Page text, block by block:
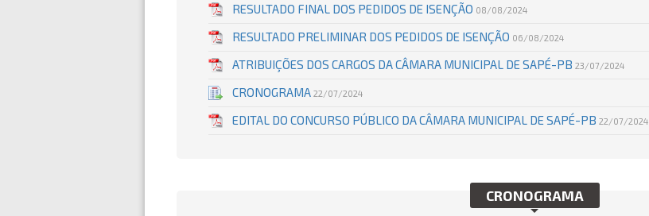
RESULTADO FINAL DOS PEDIDOS DE ISENÇÃO 08/08/2024
RESULTADO PRELIMINAR DOS PEDIDOS DE ISENÇÃO 06/08/2024
ATRIBUIÇÕES DOS CARGOS DA CÂMARA MUNICIPAL DE SAPÉ-PB 23/07/2024
CRONOGRAMA 22/07/2024
EDITAL DO CONCURSO PÚBLICO DA CÂMARA MUNICIPAL DE SAPÉ-PB 22/07/2024
CRONOGRAMA